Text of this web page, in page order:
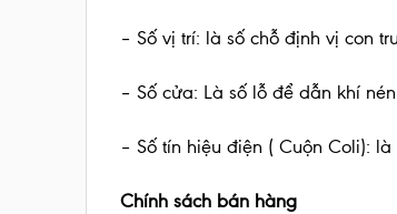
– Số vị trí: là số chỗ định vị con
– Số cửa: Là số lỗ để dẫn khí
– Số tín hiệu điện ( Cuộn Coli):
Chính sách bán hàng